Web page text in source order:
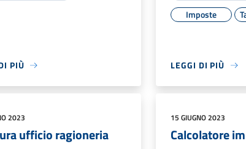
PIÙ
Imposte
LEGGI DI PIÙ
2023
ufficio ragioneria
15 GIUGNO 2023
Calcolatore